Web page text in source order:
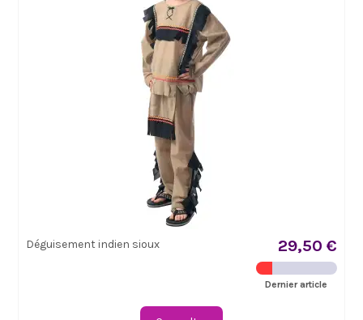
Déguisement indien sioux 29,50 €
Dernier article